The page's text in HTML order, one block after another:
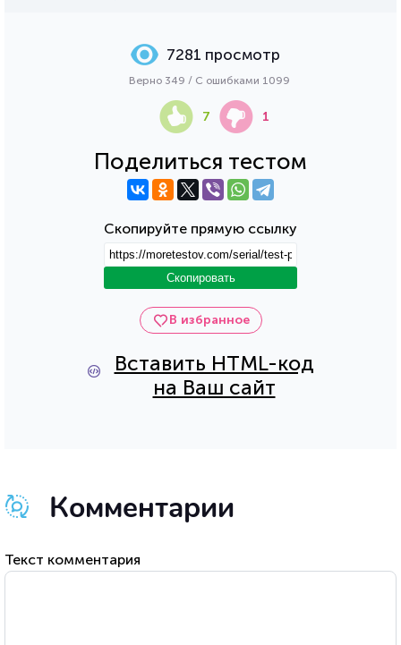
В избранное
Вставить HTML-код
на Ваш сайт
Поделиться тестом
Скопируйте прямую ссылку
Скопировать
7281 просмотр
Верно 349 / С ошибками 1099
7 1
Комментарии
Текст комментария